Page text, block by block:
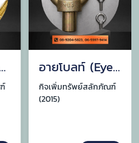
(brass nut) อายโบลท์ (Eye Bolt)
กิจเพิ่มทรัพย์สลักภัณฑ์
(2015)